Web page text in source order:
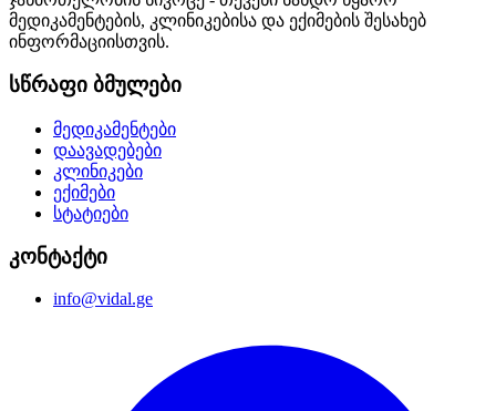
მედიკამენტების, კლინიკებისა და ექიმების შესახებ
ინფორმაციისთვის.
სწრაფი ბმულები
მედიკამენტები
დაავადებები
კლინიკები
ექიმები
სტატიები
კონტაქტი
info@vidal.ge